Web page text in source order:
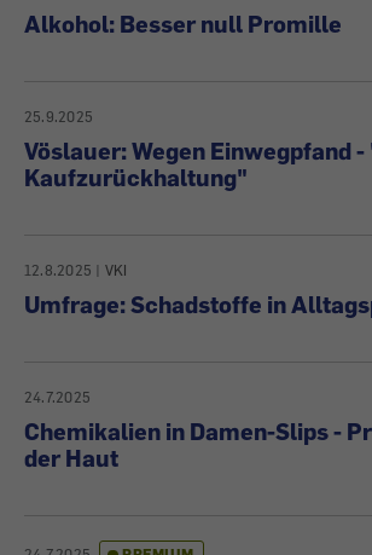
Alkohol: Besser null Promille
25.9.2025
Vöslauer: Wegen Einwegpfand
Kaufzurückhaltung"
12.8.2025 | VKI
Umfrage: Schadstoffe in
24.7.2025
Chemikalien in Damen-Slips -
der Haut